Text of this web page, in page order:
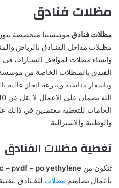
مظلات فنادق
مظلات فنادق مؤسستنا متخصصة
مظـلات مداخل الفنـادق بالرياض
وانشاء مظلات لمواقف السيارات في
الفندق بالمـظلات الخاصة من
وباسعار مناسبة وسرعة انجاز عالية
الخامات للتغطية معتمدين في ذالك
والوطنية والاسترالية
تغطية مظلات الفنادق
تتكون من – pvdf – polyethylene
باعمال تصاميم مظلات